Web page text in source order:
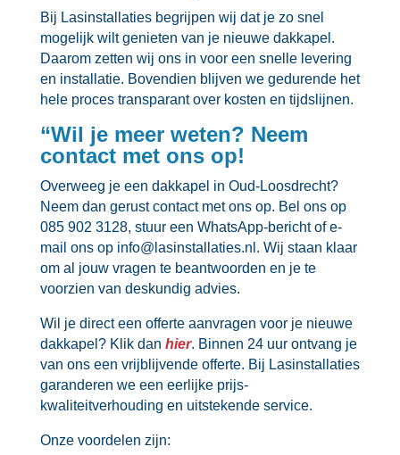
Bij Lasinstallaties begrijpen wij dat je zo snel
mogelijk wilt genieten van je nieuwe dakkapel.​
Daarom zetten wij ons in voor een snelle levering
en installatie.​ Bovendien blijven we gedurende het
hele proces transparant over kosten en tijdslijnen.​
“Wil je meer weten? Neem
contact met ons op!
Overweeg je een dakkapel in Oud-Loosdrecht?
Neem dan gerust contact met ons op.​ Bel ons op
085 902 3128, stuur een WhatsApp-bericht of e-
mail ons op info@lasinstallaties.​nl.​ Wij staan klaar
om al jouw vragen te beantwoorden en je te
voorzien van deskundig advies.​
Wil je direct een offerte aanvragen voor je nieuwe
dakkapel? Klik dan hier.​ Binnen 24 uur ontvang je
van ons een vrijblijvende offerte.​ Bij Lasinstallaties
garanderen we een eerlijke prijs-
kwaliteitverhouding en uitstekende service.​
Onze voordelen zijn: